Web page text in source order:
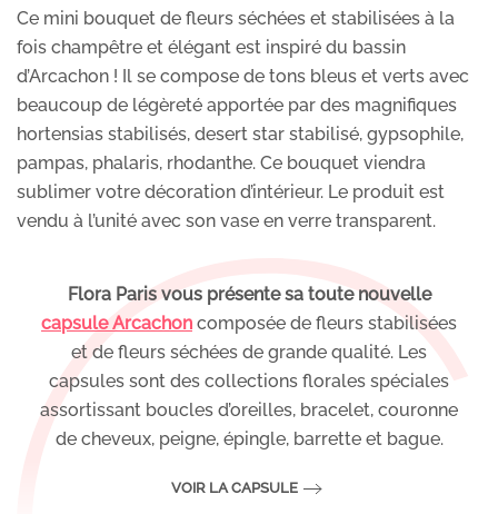
Ce mini bouquet de fleurs séchées et stabilisées à la
fois champêtre et élégant est inspiré du bassin
d’Arcachon ! Il se compose de tons bleus et verts avec
beaucoup de légèreté apportée par des magnifiques
hortensias stabilisés, desert star stabilisé, gypsophile,
pampas, phalaris, rhodanthe. Ce bouquet viendra
sublimer votre décoration d’intérieur. Le produit est
vendu à l’unité avec son vase en verre transparent.
Flora Paris vous présente sa toute nouvelle
capsule Arcachon composée de fleurs stabilisées
et de fleurs séchées de grande qualité. Les
capsules sont des collections florales spéciales
assortissant boucles d’oreilles, bracelet, couronne
de cheveux, peigne, épingle, barrette et bague.
VOIR LA CAPSULE